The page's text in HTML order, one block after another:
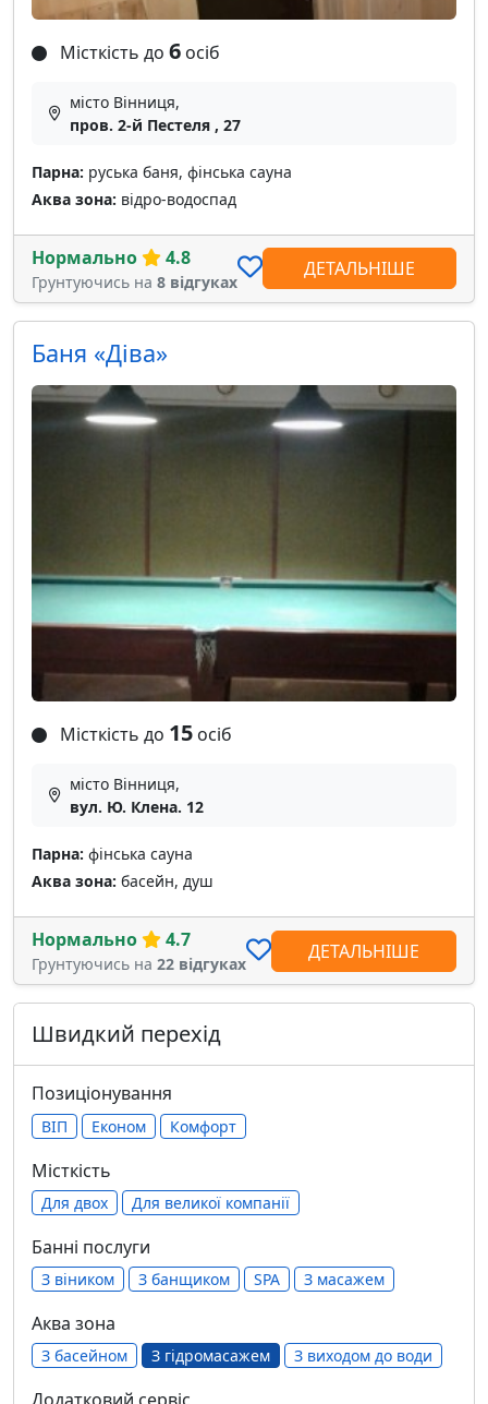
Місткість до 6 осіб
місто Вінниця,
пров. 2-й Пестеля , 27
Парна: руська баня, фінська сауна
Аква зона: відро-водоспад
Нормально 4.8
Грунтуючись на 8 відгуках
ДЕТАЛЬНІШЕ
Баня «Дiва»
Місткість до 15 осіб
місто Вінниця,
вул. Ю. Клена. 12
Парна: фінська сауна
Аква зона: басейн, душ
Нормально 4.7
Грунтуючись на 22 відгуках
ДЕТАЛЬНІШЕ
Швидкий перехід
Позиціонування
ВІП Економ Комфорт
Місткість
Для двох Для великої компанії
Банні послуги
З віником З банщиком SPA З масажем
Аква зона
З басейном З гідромасажем З виходом до води